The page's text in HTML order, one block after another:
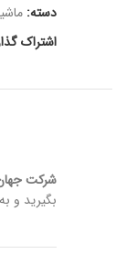
دسته:
اشتراک
شرکت
بگیرید و